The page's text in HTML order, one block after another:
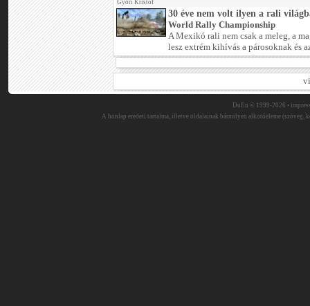
Győri Kristóf
30 éve nem volt ilyen a rali
World Rally Championship
A Mexikó rali nem csak a meleg, a
lesz extrém kihívás a párosoknak és
DuEn © 1999-2026 •
A honlap eredeti tartalma, illetve oldalainak bármilyen alkotóeleme (szöveg,